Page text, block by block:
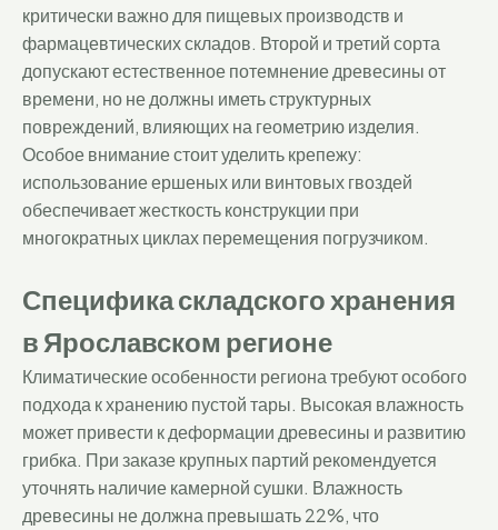
критически важно для пищевых производств и
фармацевтических складов. Второй и третий сорта
допускают естественное потемнение древесины от
времени, но не должны иметь структурных
повреждений, влияющих на геометрию изделия.
Особое внимание стоит уделить крепежу:
использование ершеных или винтовых гвоздей
обеспечивает жесткость конструкции при
многократных циклах перемещения погрузчиком.
Специфика складского хранения
в Ярославском регионе
Климатические особенности региона требуют особого
подхода к хранению пустой тары. Высокая влажность
может привести к деформации древесины и развитию
грибка. При заказе крупных партий рекомендуется
уточнять наличие камерной сушки. Влажность
древесины не должна превышать 22%, что